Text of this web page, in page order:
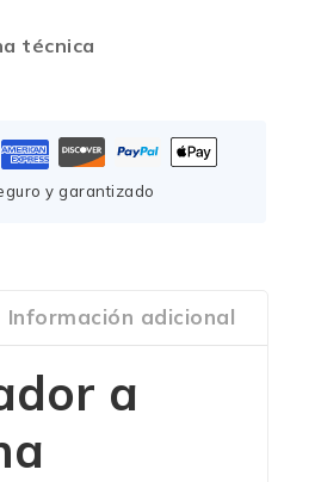
técnica
y garantizado
Información adicional
a